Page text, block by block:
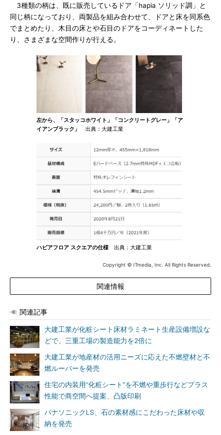
3種類の柄は、既に販売しているドア「hapia ソリッド調」と
同じ柄になっており、両製品を組み合わせて、ドアと床を同系色
でまとめたり、木目の床とや石目のドアをコーディネートした
り、さまざまな空間作りが行える。
左から、「スタッコホワイト」「コンクリートグレー」「ア
イアンブラック」
出典：大建工業
ハピアフロア スクエアの仕様 出典：大建工業
Copyright © ITmedia, Inc. All Rights Reserved.
関連情報
関連記事
大建工業が化粧シート床材ラミネート生産設備増設な
どで、三重工場の製造能力を2倍に
大建工業が地産材の活用ニーズに応えた不燃壁材と不
燃ルーバーを発売
住宅の内装用“化粧シート”を不燃や重歩行などプラス
性能で商空間へ提案、凸版印刷
パナソニックLS、石の素材感にこだわった床材や収
納を発売